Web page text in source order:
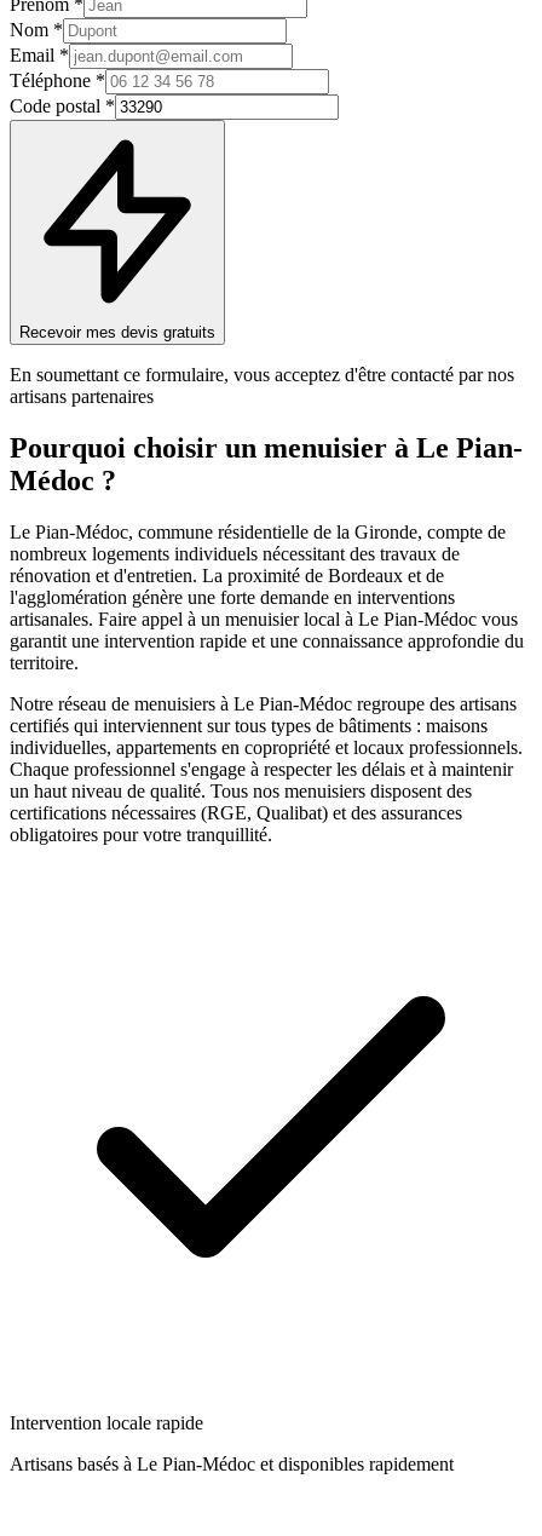
Prénom *
Nom *
Email *
Téléphone *
Code postal *
Recevoir mes devis gratuits
En soumettant ce formulaire, vous acceptez d'être contacté par nos
artisans partenaires
Pourquoi choisir un menuisier à Le Pian-
Médoc ?
Le Pian-Médoc, commune résidentielle de la Gironde, compte de
nombreux logements individuels nécessitant des travaux de
rénovation et d'entretien. La proximité de Bordeaux et de
l'agglomération génère une forte demande en interventions
artisanales. Faire appel à un menuisierlocal à Le Pian-Médoc vous
garantit une intervention rapide et une connaissance approfondie du
territoire.
Notre réseau de menuisiers à Le Pian-Médoc regroupe des artisans
certifiés qui interviennent sur tous types de bâtiments : maisons
individuelles, appartements en copropriété et locaux professionnels.
Chaque professionnel s'engage à respecter les délais et à maintenir
un haut niveau de qualité. Tous nos menuisiers disposent des
certifications nécessaires (RGE, Qualibat) et des assurances
obligatoires pour votre tranquillité.
Intervention locale rapide
Artisans basés à Le Pian-Médoc et disponibles rapidement